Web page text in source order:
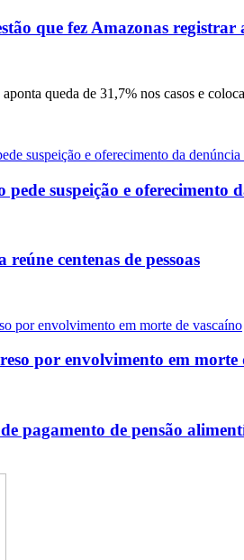
que fez Amazonas
queda de 31,7% nos casos e
suspeição e oferecimento
centenas de pessoas
por envolvimento em morte
pagamento de pensão